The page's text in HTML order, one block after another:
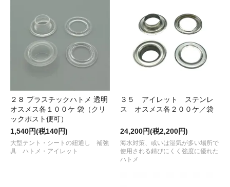
２８ プラスチックハトメ 透明
オスメス各１００ケ 袋（クリ
ックポスト便可）
1,540円(税140円)
大型テント・シートの紐通し 補強
具 ハトメ・アイレット
３５ アイレット ステンレ
ス オスメス各２００ケ／袋
24,200円(税2,200円)
海水対策、或いは湿気が多い場所で
使用される錆びにくく強度に優れた
ハトメ